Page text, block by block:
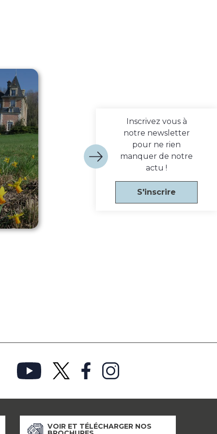
Inscrivez vous à
notre newsletter
pour ne rien
manquer de notre
actu !
S'inscrire
VOIR ET TÉLÉCHARGER NOS